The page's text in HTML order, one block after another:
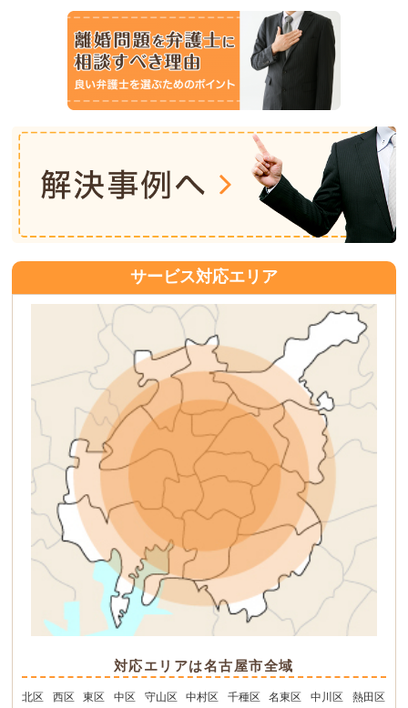
サービス対応エリア
対応エリアは名古屋市全域
北区 西区 東区 中区 守山区 中村区 千種区 名東区 中川区 熱田区